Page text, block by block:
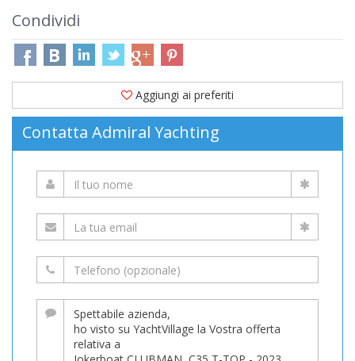
Condividi
Aggiungi ai preferiti
Contatta Admiral Yachting